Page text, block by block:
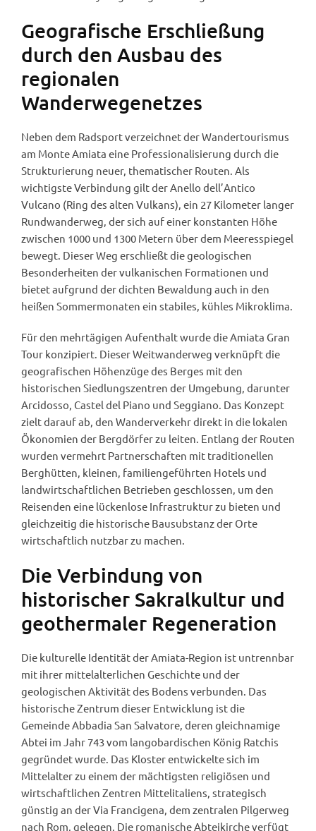
Geografische Erschließung
durch den Ausbau des
regionalen
Wanderwegenetzes
Neben dem Radsport verzeichnet der Wandertourismus
am Monte Amiata eine Professionalisierung durch die
Strukturierung neuer, thematischer Routen. Als
wichtigste Verbindung gilt der Anello dell’Antico
Vulcano (Ring des alten Vulkans), ein 27 Kilometer langer
Rundwanderweg, der sich auf einer konstanten Höhe
zwischen 1000 und 1300 Metern über dem Meeresspiegel
bewegt. Dieser Weg erschließt die geologischen
Besonderheiten der vulkanischen Formationen und
bietet aufgrund der dichten Bewaldung auch in den
heißen Sommermonaten ein stabiles, kühles Mikroklima.
Für den mehrtägigen Aufenthalt wurde die Amiata Gran
Tour konzipiert. Dieser Weitwanderweg verknüpft die
geografischen Höhenzüge des Berges mit den
historischen Siedlungszentren der Umgebung, darunter
Arcidosso, Castel del Piano und Seggiano. Das Konzept
zielt darauf ab, den Wanderverkehr direkt in die lokalen
Ökonomien der Bergdörfer zu leiten. Entlang der Routen
wurden vermehrt Partnerschaften mit traditionellen
Berghütten, kleinen, familiengeführten Hotels und
landwirtschaftlichen Betrieben geschlossen, um den
Reisenden eine lückenlose Infrastruktur zu bieten und
gleichzeitig die historische Bausubstanz der Orte
wirtschaftlich nutzbar zu machen.
Die Verbindung von
historischer Sakralkultur und
geothermaler Regeneration
Die kulturelle Identität der Amiata-Region ist untrennbar
mit ihrer mittelalterlichen Geschichte und der
geologischen Aktivität des Bodens verbunden. Das
historische Zentrum dieser Entwicklung ist die
Gemeinde Abbadia San Salvatore, deren gleichnamige
Abtei im Jahr 743 vom langobardischen König Ratchis
gegründet wurde. Das Kloster entwickelte sich im
Mittelalter zu einem der mächtigsten religiösen und
wirtschaftlichen Zentren Mittelitaliens, strategisch
günstig an der Via Francigena, dem zentralen Pilgerweg
nach Rom, gelegen. Die romanische Abteikirche verfügt